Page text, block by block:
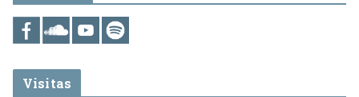
Visitas